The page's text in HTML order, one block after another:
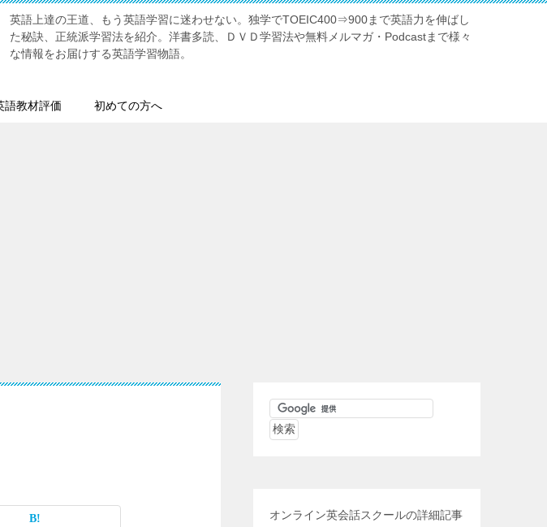
英語上達の王道、もう英語学習に迷わせない。独学でTOEIC400⇒900まで英語力を伸ばし
た秘訣、正統派学習法を紹介。洋書多読、ＤＶＤ学習法や無料メルマガ・Podcastまで様々
な情報をお届けする英語学習物語。
語教材評価 初めての方へ
オンライン英会話スクールの詳細記事